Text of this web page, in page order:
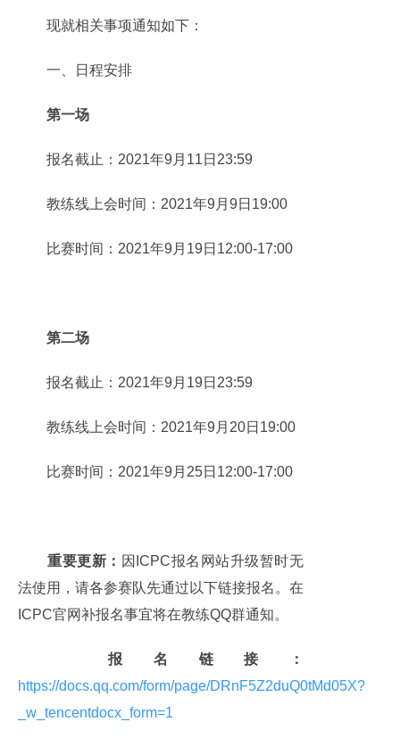
现就相关事项通知如下：
一、日程安排
第一场
报名截止：2021年9月11日23:59
教练线上会时间：2021年9月9日19:00
比赛时间：2021年9月19日12:00-17:00
第二场
报名截止：2021年9月19日23:59
教练线上会时间：2021年9月20日19:00
比赛时间：2021年9月25日12:00-17:00
重要更新： 因ICPC报名网站升级暂时无
法使用，请各参赛队先通过以下链接报名。在
ICPC官网补报名事宜将在教练QQ群通知。
报名链接：
https://docs.qq.com/form/page/DRnF5Z2duQ0tMd05X?
_w_tencentdocx_form=1